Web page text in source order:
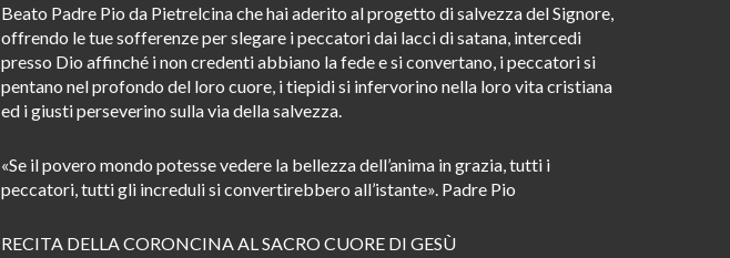
Beato Padre Pio da Pietrelcina che hai aderito al progetto di salvezza del Signore,
offrendo le tue sofferenze per slegare i peccatori dai lacci di satana, intercedi
presso Dio affinché i non credenti abbiano la fede e si convertano, i peccatori si
pentano nel profondo del loro cuore, i tiepidi si infervorino nella loro vita cristiana
ed i giusti perseverino sulla via della salvezza.
«Se il povero mondo potesse vedere la bellezza dell’anima in grazia, tutti i
peccatori, tutti gli increduli si convertirebbero all’istante». Padre Pio
RECITA DELLA CORONCINA AL SACRO CUORE DI GESÙ